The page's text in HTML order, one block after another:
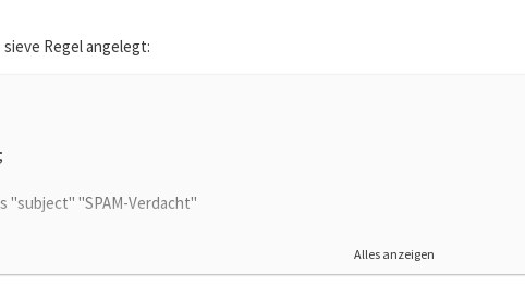
Regel angelegt:
"subject" "SPAM-Verdacht"
Alles anzeigen